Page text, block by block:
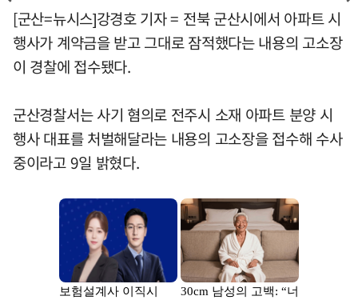
[군산=뉴시스]강경호 기자 = 전북 군산시에서 아파트 시
행사가 계약금을 받고 그대로 잠적했다는 내용의 고소장
이 경찰에 접수됐다.
군산경찰서는 사기 혐의로 전주시 소재 아파트 분양 시
행사 대표를 처벌해달라는 내용의 고소장을 접수해 수사
중이라고 9일 밝혔다.